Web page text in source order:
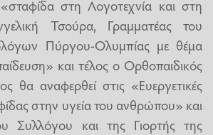
στη Λογοτεχνία και στη
Τσούρα, Γραμματέας του
Πύργου-Ολυμπίας με θέμα
και τέλος ο Ορθοπαιδικός
θα αναφερθεί στις «Ευεργετικές
στην υγεία του ανθρώπου» και
Συλλόγου και της Γιορτής της